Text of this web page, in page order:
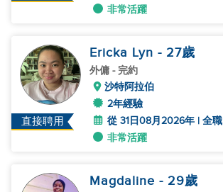
非常活躍
直接聘用
Ericka Lyn - 27歲
外傭 - 完約
沙特阿拉伯
2年經驗
從 31日08月2026年 | 全職
非常活躍
Magdaline - 29歲